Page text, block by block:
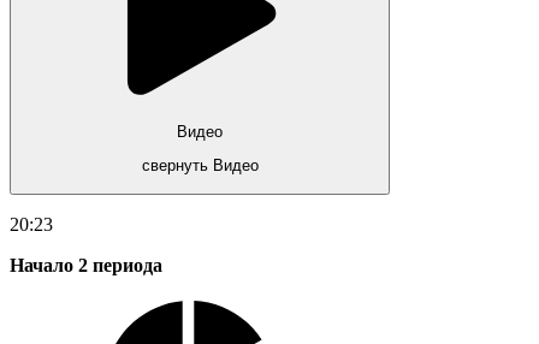
Видео
свернуть Видео
20:23
Начало 2 периода